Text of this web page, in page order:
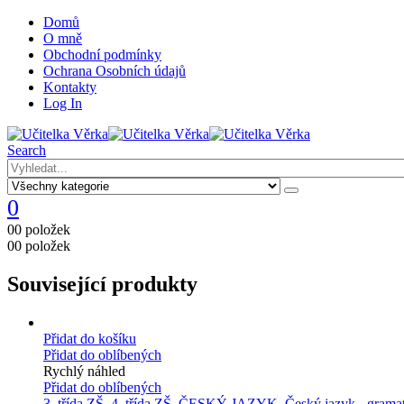
Domů
O mně
Obchodní podmínky
Ochrana Osobních údajů
Kontakty
Log In
Search
0
00 položek
00 položek
Související produkty
Přidat do košíku
Přidat do oblíbených
Rychlý náhled
Přidat do oblíbených